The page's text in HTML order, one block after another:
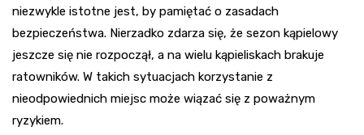
niezwykle istotne jest, by pamiętać o zasadach
bezpieczeństwa. Nierzadko zdarza się, że sezon kąpielowy
jeszcze się nie rozpoczął, a na wielu kąpieliskach brakuje
ratowników. W takich sytuacjach korzystanie z
nieodpowiednich miejsc może wiązać się z poważnym
ryzykiem.